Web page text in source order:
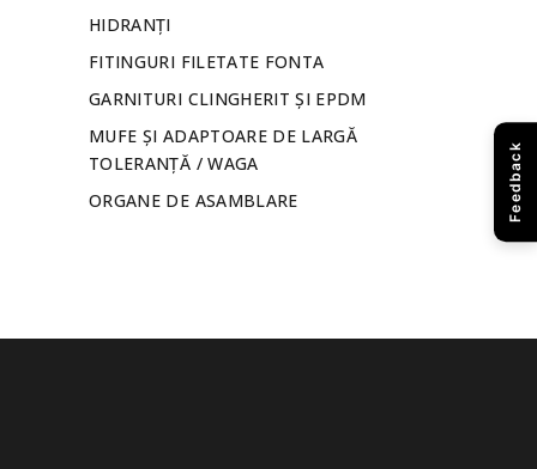
HIDRANȚI
FITINGURI FILETATE FONTA
GARNITURI CLINGHERIT ȘI EPDM
MUFE ȘI ADAPTOARE DE LARGĂ
TOLERANȚĂ / WAGA
ORGANE DE ASAMBLARE
Feedback